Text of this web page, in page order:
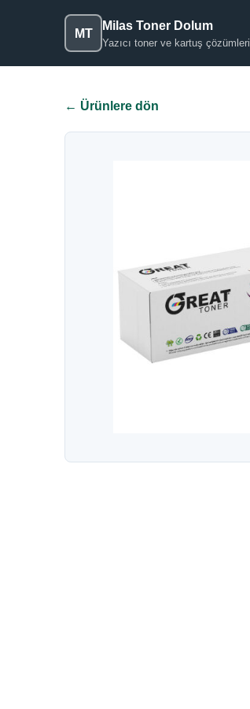
MT
Milas Toner Dolum
Yazıcı toner ve kartuş çözümleri
← Ürünlere dön